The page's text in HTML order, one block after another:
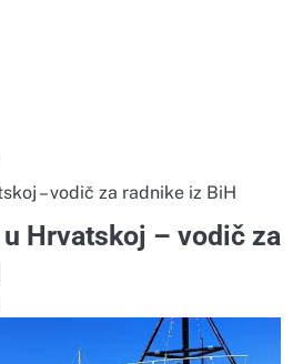
– vodič za radnike iz BiH
Hrvatskoj – vodič za